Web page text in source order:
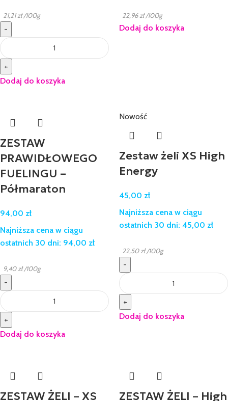
21,21zł /100g
-
+
Dodaj do koszyka
22,96zł /100g
Dodaj do koszyka
ZESTAW
PRAWIDŁOWEGO
FUELINGU –
Półmaraton
94,00 zł
Najniższa cena w ciągu
ostatnich 30 dni: 94,00 zł
9,40zł /100g
-
+
Dodaj do koszyka
Nowość
Zestaw żeli XS High
Energy
45,00 zł
Najniższa cena w ciągu
ostatnich 30 dni: 45,00 zł
22,50zł /100g
-
+
Dodaj do koszyka
ZESTAW ŻELI – XS ZESTAW ŻELI – High